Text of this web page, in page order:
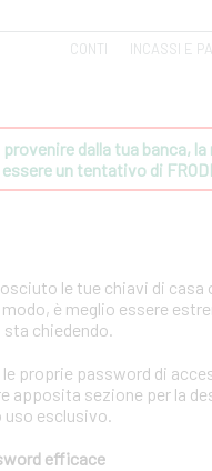
CONTI
INCASSI E
provenire dalla tua banca,
un tentativo di
le tue chiavi di
modo, è meglio essere
chiedendo.
le proprie password di
apposita sezione per la
uso esclusivo.
efficace